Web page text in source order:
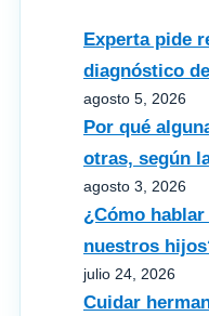
Experta pide
diagnóstico
agosto 5, 2026
Por qué
otras, según
agosto 3, 2026
¿Cómo
nuestros
julio 24, 2026
Cuidar